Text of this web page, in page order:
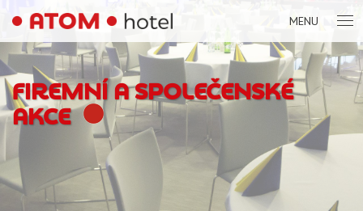
MENU
FIREMNÍ A SPOLEČENSKÉ
AKCE